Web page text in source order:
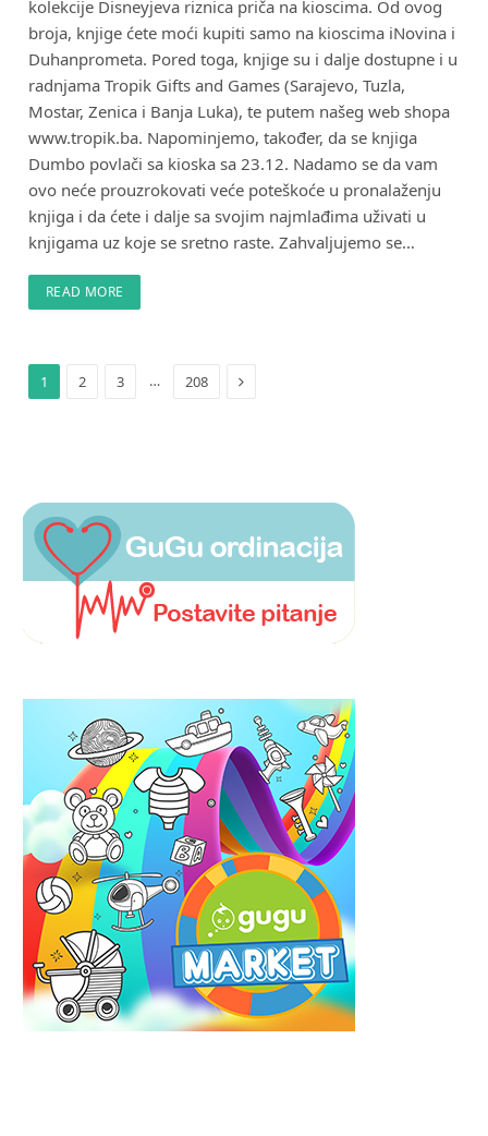
kolekcije Disneyjeva riznica priča na kioscima. Od ovog
broja, knjige ćete moći kupiti samo na kioscima iNovina i
Duhanprometa. Pored toga, knjige su i dalje dostupne i u
radnjama Tropik Gifts and Games (Sarajevo, Tuzla,
Mostar, Zenica i Banja Luka), te putem našeg web shopa
www.tropik.ba. Napominjemo, također, da se knjiga
Dumbo povlači sa kioska sa 23.12. Nadamo se da vam
ovo neće prouzrokovati veće poteškoće u pronalaženju
knjiga i da ćete i dalje sa svojim najmlađima uživati u
knjigama uz koje se sretno raste. Zahvaljujemo se…
READ MORE
1 2 3 … 208 Next